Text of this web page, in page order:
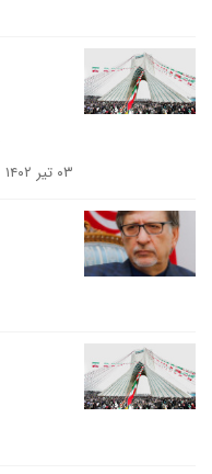
۰۳ تیر ۱۴۰۲